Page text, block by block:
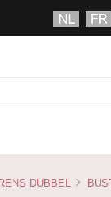
DUBBEL